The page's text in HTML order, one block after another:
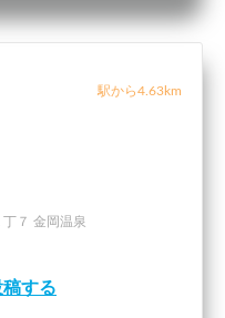
駅から4.63km
７ 金岡温泉
する